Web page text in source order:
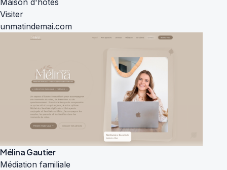
Visiter
unmatindemai.com
Mélina Gautier
Médiation familiale